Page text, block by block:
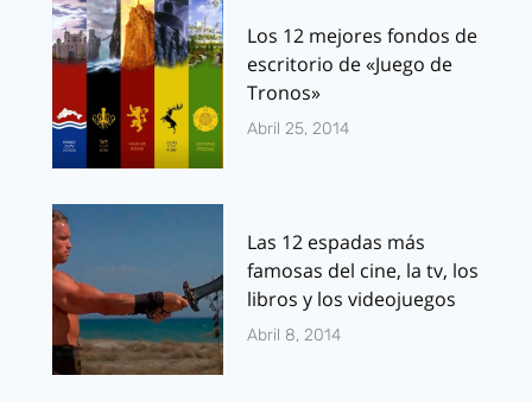
Los 12 mejores fondos de
escritorio de «Juego de
Tronos»
Abril 25, 2014
Las 12 espadas más
famosas del cine, la tv, los
libros y los videojuegos
Abril 8, 2014